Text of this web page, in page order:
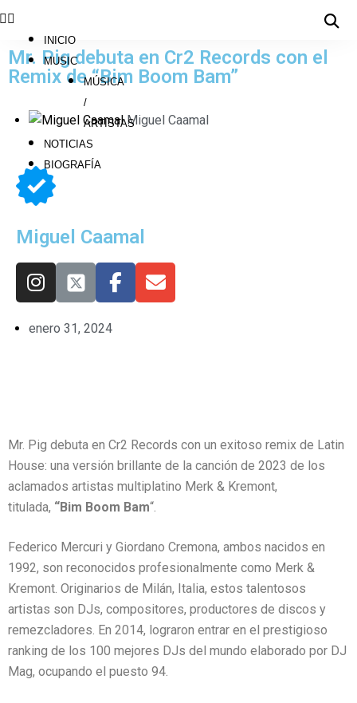
INICIO
MUSIC
MÚSICA
/
ARTISTAS
NOTICIAS
BIOGRAFÍA
Mr. Pig debuta en Cr2 Records con el
Remix de “Bim Boom Bam”
Miguel Caamal
Miguel Caamal
enero 31, 2024
Mr. Pig debuta en Cr2 Records con un exitoso remix de Latin
House: una versión brillante de la canción de 2023 de los
aclamados artistas multiplatino Merk & Kremont,
titulada, “Bim Boom Bam“.
Federico Mercuri y Giordano Cremona, ambos nacidos en
1992, son reconocidos profesionalmente como Merk &
Kremont. Originarios de Milán, Italia, estos talentosos
artistas son DJs, compositores, productores de discos y
remezcladores. En 2014, lograron entrar en el prestigioso
ranking de los 100 mejores DJs del mundo elaborado por DJ
Mag, ocupando el puesto 94.